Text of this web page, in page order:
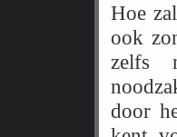
Hoe
ook
zelfs
door